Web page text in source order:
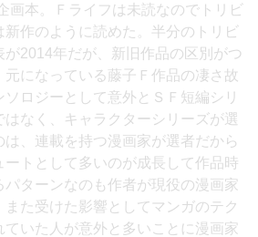
画本。Ｆライフは未読なのでトリビ
新作のように読めた。半分のトリビ
が2014年だが、新旧作品の区別がつ
元になっている藤子Ｆ作品の凄さ故
ソロジーとして意外とＳＦ短編シリ
はなく、キャラクターシリーズが選
は、連載を持つ漫画家が選者だから
ートとして多いのが成長して作品時
パターンなのも作者が現役の漫画家
また受けた影響としてマンガのテク
ていた人が意外と多いことに漫画家